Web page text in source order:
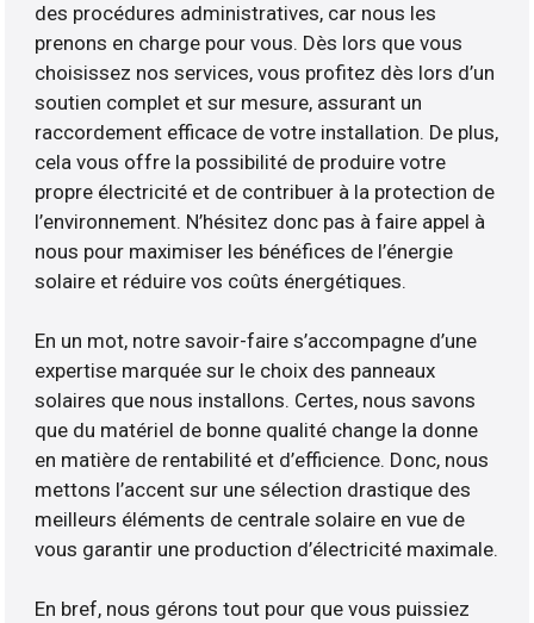
des procédures administratives, car nous les
prenons en charge pour vous. Dès lors que vous
choisissez nos services, vous profitez dès lors d’un
soutien complet et sur mesure, assurant un
raccordement efficace de votre installation. De plus,
cela vous offre la possibilité de produire votre
propre électricité et de contribuer à la protection de
l’environnement. N’hésitez donc pas à faire appel à
nous pour maximiser les bénéfices de l’énergie
solaire et réduire vos coûts énergétiques.
En un mot, notre savoir-faire s’accompagne d’une
expertise marquée sur le choix des panneaux
solaires que nous installons. Certes, nous savons
que du matériel de bonne qualité change la donne
en matière de rentabilité et d’efficience. Donc, nous
mettons l’accent sur une sélection drastique des
meilleurs éléments de centrale solaire en vue de
vous garantir une production d’électricité maximale.
En bref, nous gérons tout pour que vous puissiez